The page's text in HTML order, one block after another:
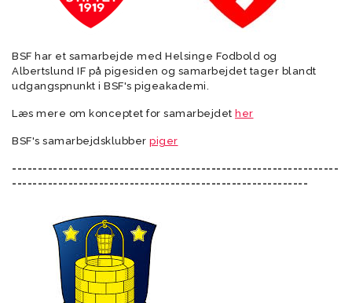
BSF har et samarbejde med Helsinge Fodbold og
Albertslund IF på pigesiden og samarbejdet tager blandt
udgangspnunkt i BSF's pigeakademi.
Læs mere om konceptet for samarbejdet her
BSF's samarbejdsklubber piger
----------------------------------------------------------------
----------------------------------------------------------